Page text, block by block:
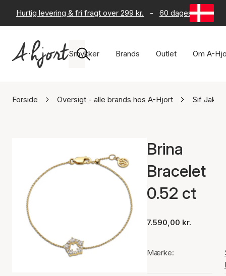
Hurtig levering & fri fragt over 299 kr. - 60 dages returret
Smykker Brands Outlet Om A-
Forside Oversigt - alle brands hos A-Hjort Sif
Brina
Bracelet
0.52 ct
7.590,00 kr.
Mærke: